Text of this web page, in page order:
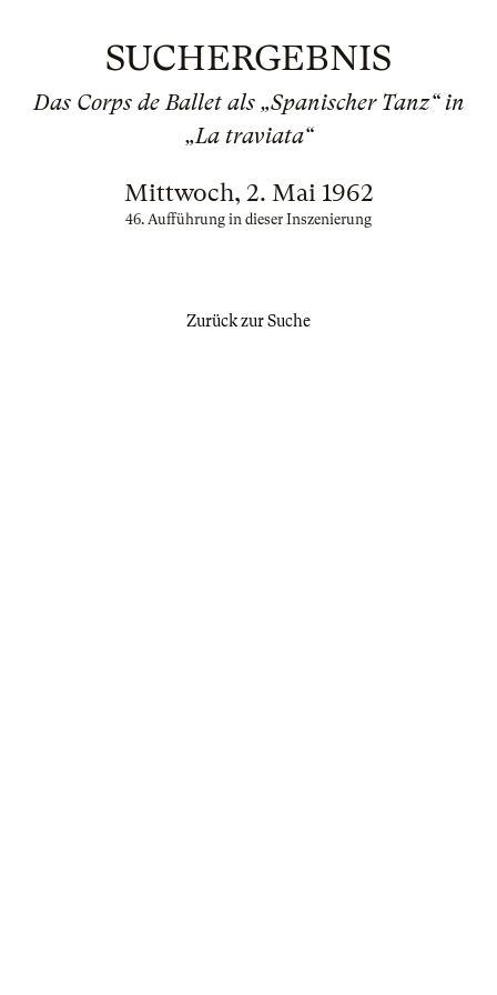
SUCHERGEBNIS
Das Corps de Ballet als „Spanischer Tanz“ in
„La traviata“
Mittwoch, 2. Mai 1962
46. Aufführung in dieser Inszenierung
Zurück zur Suche